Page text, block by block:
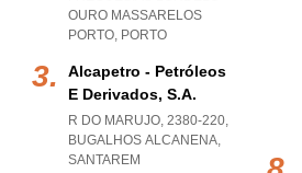
OURO MASSARELOS
PORTO, PORTO
Alcapetro - Petróleos
E Derivados, S.a.
R DO MARUJO, 2380-220,
BUGALHOS ALCANENA,
SANTAREM